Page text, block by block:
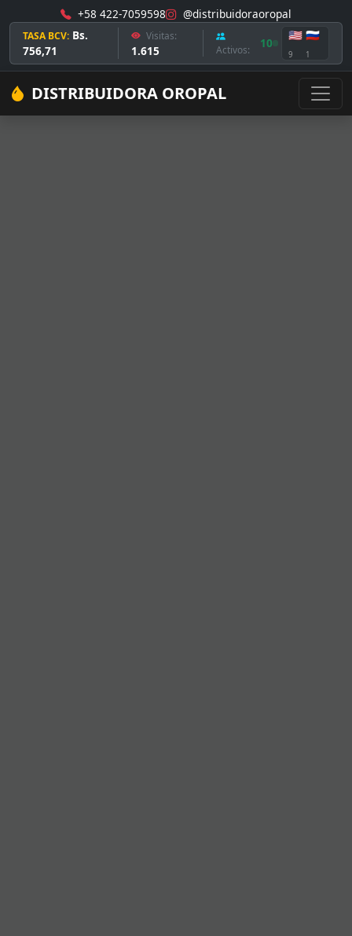
+58 422-7059598 @distribuidoraoropal
TASA BCV: Bs.
756,71
Visitas:
1.615 Activos: 10
🇺🇸
9
🇷🇺
1
DISTRIBUIDORA OROPAL